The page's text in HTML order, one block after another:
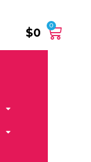
$0
0